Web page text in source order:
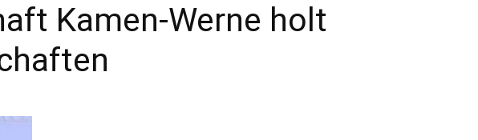
Kamen-Werne holt